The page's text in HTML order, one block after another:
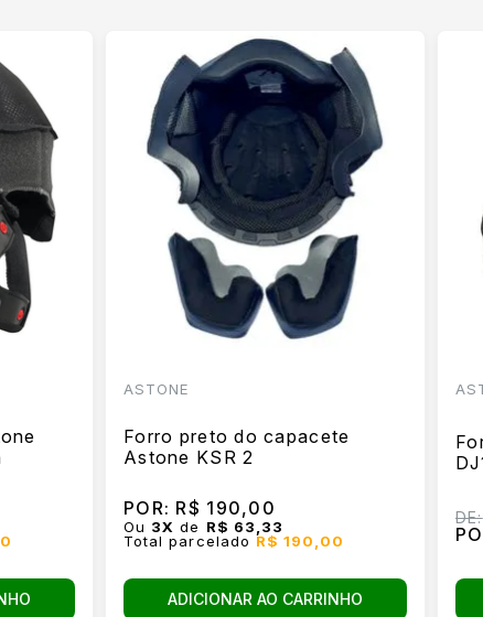
ASTONE
Forro preto do capacete
Astone KSR 2
POR: R$ 190,00
Ou 3X de R$ 63,33
Total parcelado R$ 190,00
ADICIONAR AO CARRINHO
DE: